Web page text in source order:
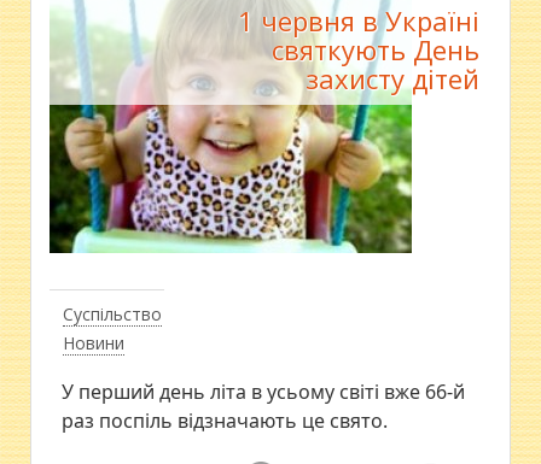
Суспільство
Новини
1 червня в Україні
святкують День
захисту дітей
У перший день літа в усьому світі вже 66-й
раз поспіль відзначають це свято.